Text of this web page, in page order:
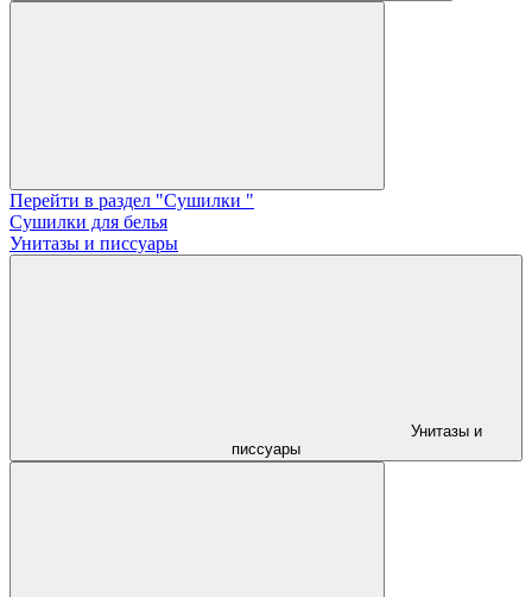
Перейти в раздел "Сушилки "
Сушилки для белья
Унитазы и писсуары
Унитазы и
писсуары